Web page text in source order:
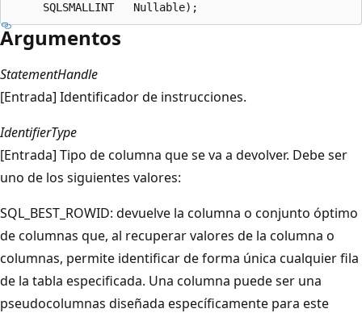
Argumentos
StatementHandle
[Entrada] Identificador de instrucciones.
IdentifierType
[Entrada] Tipo de columna que se va a devolver. Debe ser
uno de los siguientes valores:
SQL_BEST_ROWID: devuelve la columna o conjunto óptimo
de columnas que, al recuperar valores de la columna o
columnas, permite identificar de forma única cualquier fila
de la tabla especificada. Una columna puede ser una
pseudocolumnas diseñada específicamente para este